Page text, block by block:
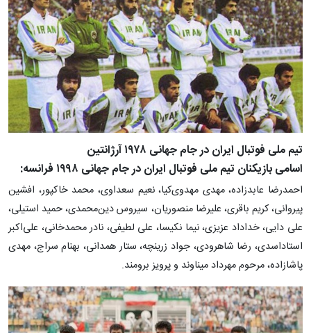
تیم ملی فوتبال ایران در جام جهانی ۱۹۷۸ آرژانتین
اسامی بازیکنان تیم ملی فوتبال ایران در جام جهانی ۱۹۹۸ فرانسه:
احمدرضا عابدزاده، مهدی مهدوی‌کیا، نعیم سعداوی، محمد خاکپور، افشین
پیروانی، کریم باقری، علیرضا منصوریان، سیروس دین‌محمدی، حمید استیلی،
علی دایی، خداداد عزیزی، نیما نکیسا، علی لطیفی، نادر محمدخانی، علی‌اکبر
استاداسدی، رضا شاهرودی، جواد زرینچه، ستار همدانی، بهنام سراج، مهدی
پاشازاده، مرحوم مهرداد میناوند و پرویز برومند.